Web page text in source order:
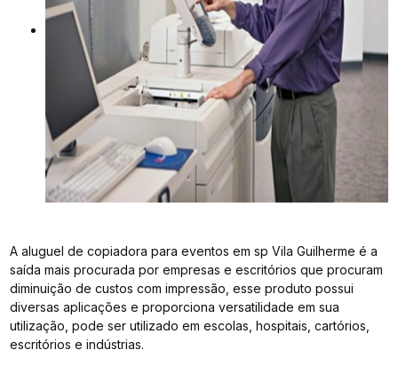
A aluguel de copiadora para eventos em sp Vila Guilherme é a
saída mais procurada por empresas e escritórios que procuram
diminuição de custos com impressão, esse produto possui
diversas aplicações e proporciona versatilidade em sua
utilização, pode ser utilizado em escolas, hospitais, cartórios,
escritórios e indústrias.